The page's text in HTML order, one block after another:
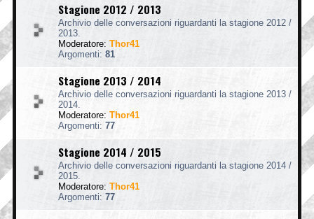
Stagione 2012 / 2013
Archivio delle conversazioni riguardanti la stagione 2012 /
2013.
Moderatore: Thor41
Argomenti: 81
Stagione 2013 / 2014
Archivio delle conversazioni riguardanti la stagione 2013 /
2014.
Moderatore: Thor41
Argomenti: 77
Stagione 2014 / 2015
Archivio delle conversazioni riguardanti la stagione 2014 /
2015.
Moderatore: Thor41
Argomenti: 77